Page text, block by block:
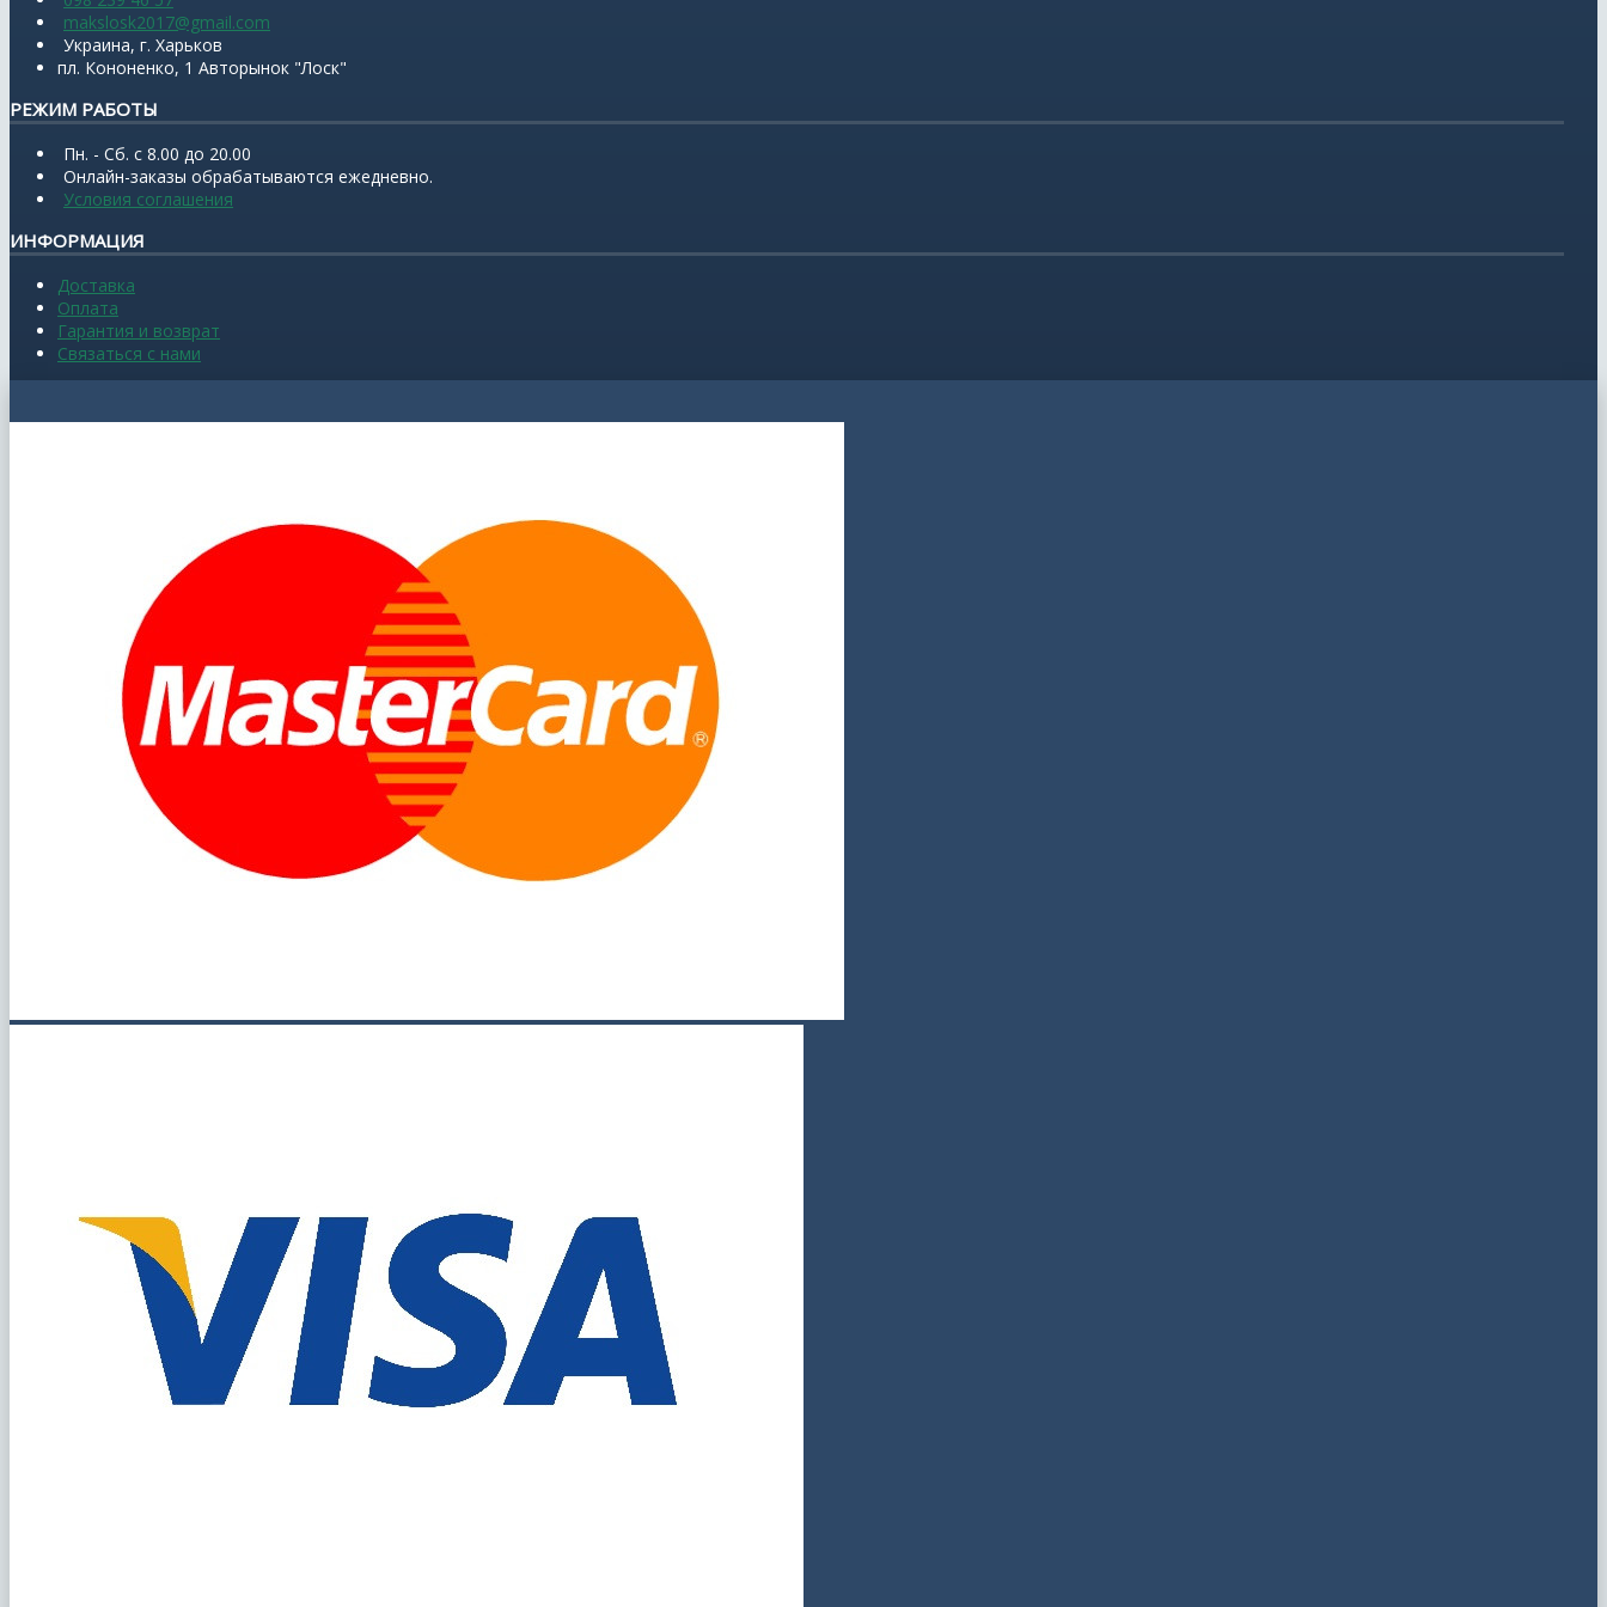
makslosk2017@gmail.com
Украина, г. Харьков
пл. Кононенко, 1 Авторынок "Лоск"
РЕЖИМ РАБОТЫ
Пн. - Сб. с 8.00 до 20.00
Онлайн-заказы обрабатываются ежедневно.
Условия соглашения
ИНФОРМАЦИЯ
Доставка
Оплата
Гарантия и возврат
Связаться с нами